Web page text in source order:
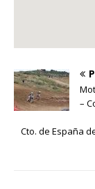
–
Cto. de España